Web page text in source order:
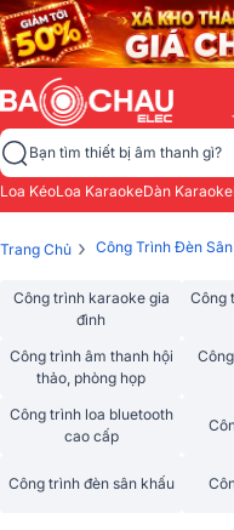
Bạn tìm thiết bị âm thanh gì?
Loa KéoLoa KaraokeDàn Karaoke
Trang Chủ › Công Trình Đèn
Công trình karaoke gia
đình
Công
Công trình âm thanh hội
thảo, phòng họp
Công trình loa bluetooth
cao cấp
Công trình đèn sân khấu